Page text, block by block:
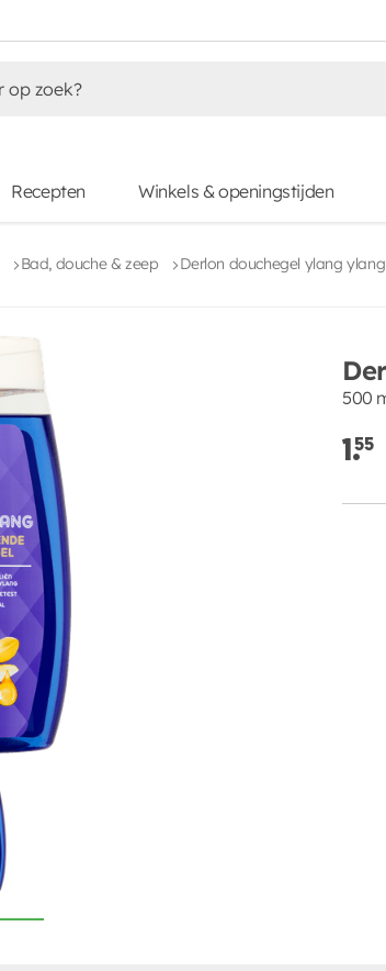
Recepten Winkels & openingstijden
Bad, douche & zeep Derlon douchegel ylang ylang
500
1.55